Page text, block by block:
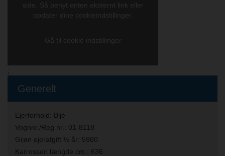
side. Så benyt enten eksternt link eller
opdater dine cookieindstillinger.
Gå til cookie indstillinger
;
Generelt
Ejerforhold: Bijé
Vognnr./Reg nr.: 01-8118
Grøn ejerafgift ½ år: 5980
Karrosseri længde cm.: 636